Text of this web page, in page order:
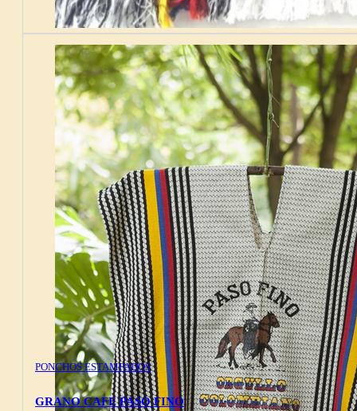
PONCHOS ESTAMPADOS
GRANO CAFE PASO FINO